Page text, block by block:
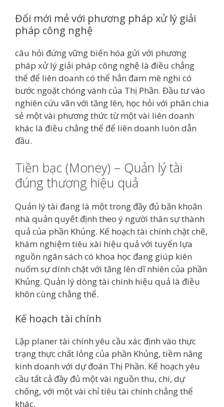
Đổi mới mẻ với phương pháp xử lý giải
pháp công nghệ
câu hỏi đứng vững biến hóa gửi với phương
pháp xử lý giải pháp công nghệ là điều chẳng
thể để liên doanh có thể hẳn đam mê nghi có
bước ngoặt chóng vánh của Thị Phần. Đầu tư vào
nghiên cứu vãn với tăng lên, học hỏi với phân chia
sẻ một vài phương thức từ một vài liên doanh
khác là điều chẳng thể để liên doanh luôn dẫn
đầu.
Tiền bạc (Money) – Quản lý tài
đúng thương hiệu quả
Quản lý tài đang là một trong đầy đủ băn khoăn
nhà quản quyết định theo ý người thân sự thành
quả của phần Khủng. Kế hoạch tài chính chặt chẽ,
khám nghiệm tiêu xài hiệu quả với tuyển lựa
nguồn ngân sách có khoa học đang giúp kiên
nuốm sự dính chặt với tăng lên dĩ nhiên của phần
Khủng. Quản lý dòng tài chính hiệu quả là điều
khôn cùng chẳng thể.
Kế hoạch tài chính
Lập planer tài chính yêu cầu xác định vào thực
trạng thực chất lỏng của phần Khủng, tiềm năng
kinh doanh với dự đoán Thị Phần. Kế hoạch yêu
cầu tất cả đầy đủ một vài nguồn thu, chi, dự
chống, với một vài chỉ tiêu tài chính chẳng thể
khác.